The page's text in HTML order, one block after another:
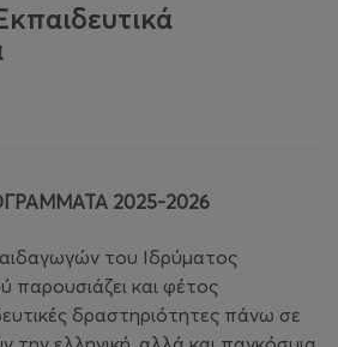
2025-2026
του Ιδρύματος
παρουσιάζει και φέτος
δραστηριότητες πάνω σε